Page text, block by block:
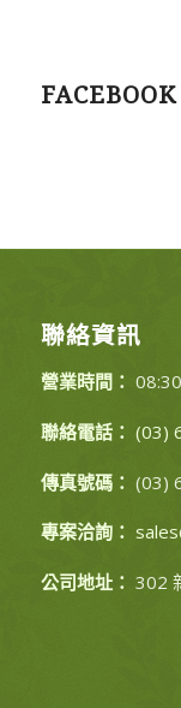
聯絡資訊
營業時間：
聯絡電話： (03)
傳真號碼： (03)
專案洽詢：
公司地址： 302